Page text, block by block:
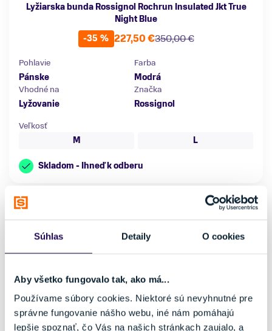
Súhlas Detaily O cookies
Aby všetko fungovalo tak, ako má...
Používame súbory cookies. Niektoré sú nevyhnutné pre
správne fungovanie nášho webu, iné nám pomáhajú
lepšie spoznať, čo Vás na našich stránkach zaujalo, a
Lyžiarska bunda Rossignol Rochrun Insulated Jkt True
Night Blue
-35 %
350,00 €
227,50 €
Pohlavie
Pánske
Farba
Modrá
Vhodné na
Lyžovanie
Značka
Rossignol
Veľkosť
M
L
Skladom - Ihneď k odberu